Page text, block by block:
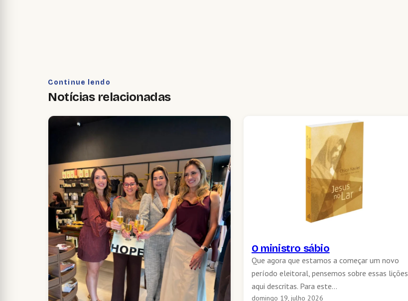
Continue lendo
Notícias relacionadas
O ministro sábio
Que agora que estamos a começar um novo
período eleitoral, pensemos sobre essas lições
aqui descritas. Para este…
domingo 19, julho 2026